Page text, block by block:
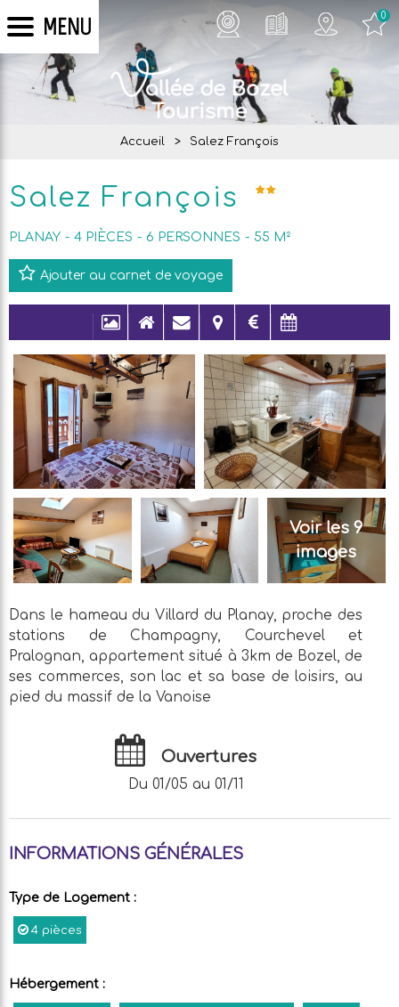
MENU 0
Accueil > Salez François
Salez François
PLANAY 4 PIÈCES 6 PERSONNES 55 M²
Ajouter au carnet de voyage
Voir les 9
images
Dans le hameau du Villard du Planay, proche des
stations de Champagny, Courchevel et
Pralognan, appartement situé à 3km de Bozel, de
ses commerces, son lac et sa base de loisirs, au
pied du massif de la Vanoise
Ouvertures
Du 01/05 au 01/11
INFORMATIONS GÉNÉRALES
Type de Logement :
4 pièces
Hébergement :